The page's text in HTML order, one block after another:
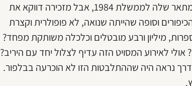
כאן משהו עמוק יותר? קואליציית הרוטציה הטריה דומה במתאר שלה לממשלת 1984, אבל מזכירה דווקא את
הכיפורים וסופה שהייתה שנואה, לא פופולרית וקצרת
מיליון ורבע מובטלים וכלכלה משותקת מפחד?
לאירוע המסויט הזה עדיף לצלול יחד עם היריב?
נראה היה שההתלבטות הזו לא הוכרעה בבלפור.